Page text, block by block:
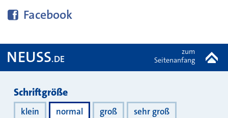
Diese Seite bei
Facebook
NEUSS.DE
zum
Seitenanfang
Darstellung
Schriftgröße
klein normal groß sehr groß